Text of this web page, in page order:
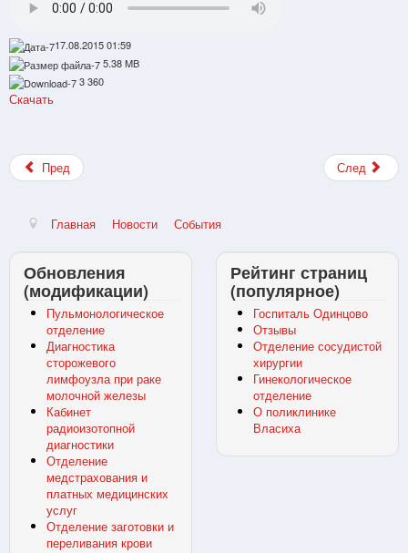
17.08.2015 01:59
5.38 MB
3 360
Скачать
Пред След
Главная Новости События
Обновления
(модификации)
Пульмонологическое
отделение
Диагностика
сторожевого
лимфоузла при раке
молочной железы
Кабинет
радиоизотопной
диагностики
Отделение
медстрахования и
платных медицинских
услуг
Отделение заготовки и
переливания крови
Рейтинг страниц
(популярное)
Госпиталь Одинцово
Отзывы
Отделение сосудистой
хирургии
Гинекологическое
отделение
О поликлинике
Власиха